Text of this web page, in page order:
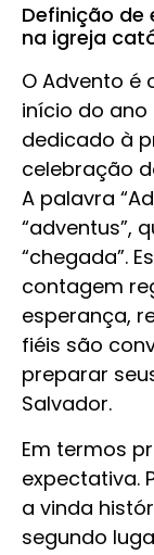
Definição de
na igreja
O Advento é
início do
dedicado à
celebração
A palavra
“adventus”,
“chegada”.
contagem
esperança,
fiéis são
preparar
Salvador.
Em termos
expectativa.
a vinda
segundo